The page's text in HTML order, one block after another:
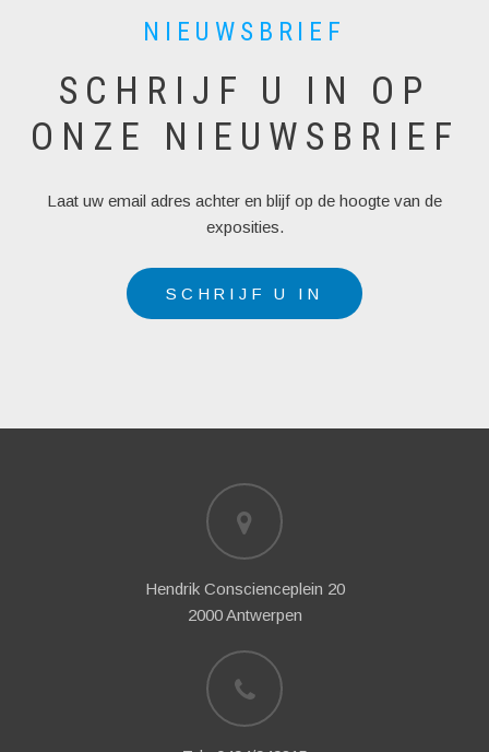
NIEUWSBRIEF
SCHRIJF U IN OP
ONZE NIEUWSBRIEF
Laat uw email adres achter en blijf op de hoogte van de
exposities.
SCHRIJF U IN
Hendrik Conscienceplein 20
2000 Antwerpen